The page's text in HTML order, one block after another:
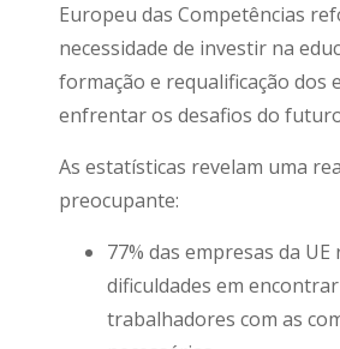
Europeu das Competências
necessidade de investir na
formação e requalificação dos
enfrentar os desafios do
As estatísticas revelam uma
preocupante:
77% das empresas da
dificuldades em encontrar
trabalhadores com as